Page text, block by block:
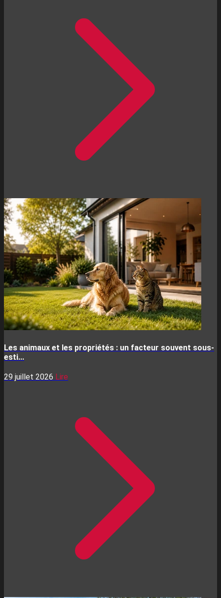
Les animaux et les propriétés : un facteur souvent sous-
esti...
29 juillet 2026 Lire